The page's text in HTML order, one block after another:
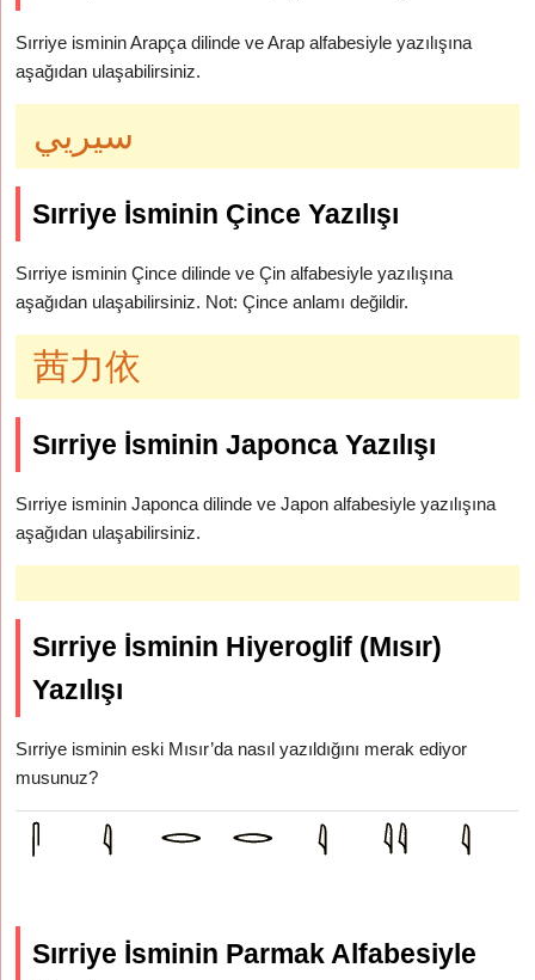
Sırriye isminin Arapça dilinde ve Arap alfabesiyle yazılışına
aşağıdan ulaşabilirsiniz.
سيريي
Sırriye İsminin Çince Yazılışı
Sırriye isminin Çince dilinde ve Çin alfabesiyle yazılışına
aşağıdan ulaşabilirsiniz. Not: Çince anlamı değildir.
茜力依
Sırriye İsminin Japonca Yazılışı
Sırriye isminin Japonca dilinde ve Japon alfabesiyle yazılışına
aşağıdan ulaşabilirsiniz.
Sırriye İsminin Hiyeroglif (Mısır)
Yazılışı
Sırriye isminin eski Mısır’da nasıl yazıldığını merak ediyor
musunuz?
Sırriye İsminin Parmak Alfabesiyle